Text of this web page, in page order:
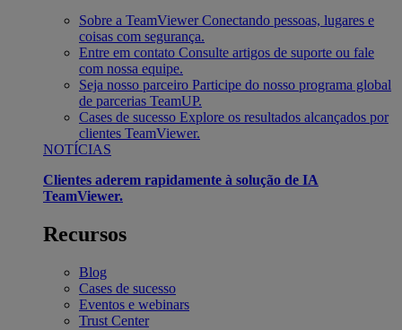
Sobre a TeamViewer Conectando pessoas, lugares e
coisas com segurança.
Entre em contato Consulte artigos de suporte ou fale
com nossa equipe.
Seja nosso parceiro Participe do nosso programa global
de parcerias TeamUP.
Cases de sucesso Explore os resultados alcançados por
clientes TeamViewer.
NOTÍCIAS
Clientes aderem rapidamente à solução de IA
TeamViewer.
Recursos
Blog
Cases de sucesso
Eventos e webinars
Trust Center